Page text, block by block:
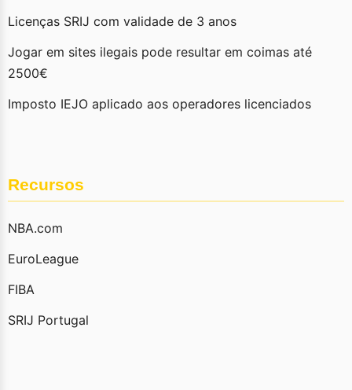
Licenças SRIJ com validade de 3 anos
Jogar em sites ilegais pode resultar em coimas até
2500€
Imposto IEJO aplicado aos operadores licenciados
Recursos
NBA.com
EuroLeague
FIBA
SRIJ Portugal